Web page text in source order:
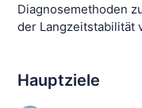
Diagnosemethoden
der Langzeitstabilität
Hauptziele